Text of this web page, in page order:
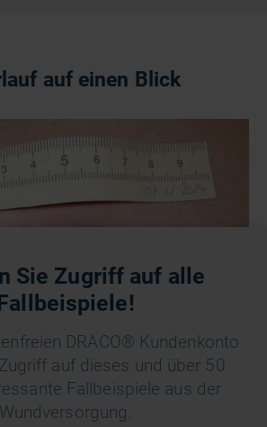
auf einen Blick
(Tag 1)
Sie Zugriff auf alle
DRACO® Kundenkonto
auf dieses und über 50
Fallbeispiele aus der
Wundversorgung.